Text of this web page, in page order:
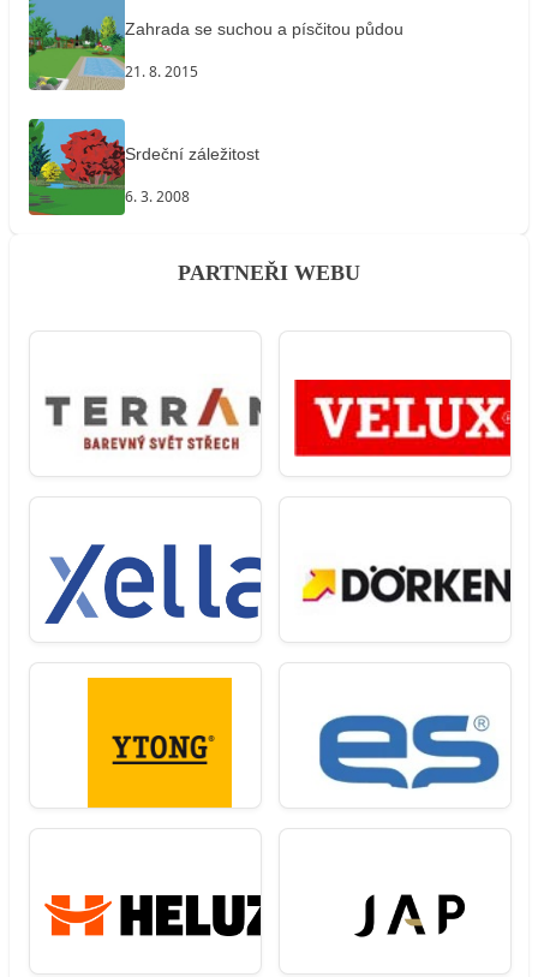
Zahrada se suchou a písčitou půdou
21. 8. 2015
Srdeční záležitost
6. 3. 2008
PARTNEŘI WEBU